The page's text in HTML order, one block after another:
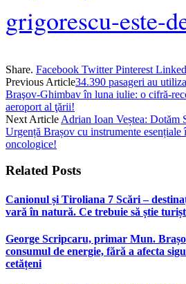
grigorescu-este-
Share. Facebook Twitter Pinterest
Previous Article34.390 pasageri au
Braşov-Ghimbav în luna iulie: o cifră-
aeroport al ţării!
Next Article Adrian Ioan Veștea: Dotăm
Urgență Brașov cu instrumente
oncologice!
Related Posts
Canionul și Tiroliana 7 Scări –
vară în natură. Ce trebuie să știe
George Scripcaru, primar Mun.
consumul de energie, fără a afecta
cetățeni